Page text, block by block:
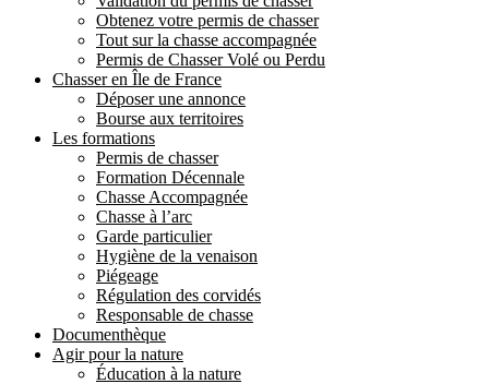
Obtenez votre permis de chasser
Tout sur la chasse accompagnée
Permis de Chasser Volé ou Perdu
Chasser en Île de France
Déposer une annonce
Bourse aux territoires
Les formations
Permis de chasser
Formation Décennale
Chasse Accompagnée
Chasse à l’arc
Garde particulier
Hygiène de la venaison
Piégeage
Régulation des corvidés
Responsable de chasse
Documenthèque
Agir pour la nature
Éducation à la nature